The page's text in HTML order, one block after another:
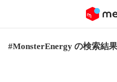
#MonsterEnergy の検索結果